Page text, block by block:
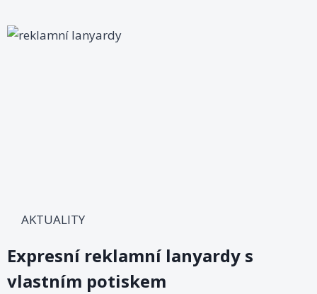
AKTUALITY
Expresní reklamní lanyardy s
vlastním potiskem